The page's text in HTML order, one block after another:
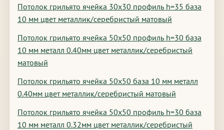
Потолок грильято ячейка 30х30 профиль h=35 база
10 мм цвет металлик/серебристый матовый
Потолок грильято ячейка 50х50 профиль h=30 база
10 мм металл 0.40мм цвет металлик/серебристый
матовый
Потолок грильято ячейка 50х50 база 10 мм металл
0.40мм цвет металлик/серебристый матовый
Потолок грильято ячейка 50х50 профиль h=30 база
10 мм металл 0.32мм цвет металлик/серебристый